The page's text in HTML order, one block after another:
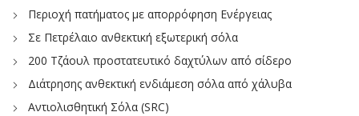
Περιοχή πατήματος με απορρόφηση Ενέργειας
Σε Πετρέλαιο ανθεκτική εξωτερική σόλα
200 Τζάουλ προστατευτικό δαχτύλων από σίδερο
Διάτρησης ανθεκτική ενδιάμεση σόλα από χάλυβα
Αντιολισθητική Σόλα (SRC)